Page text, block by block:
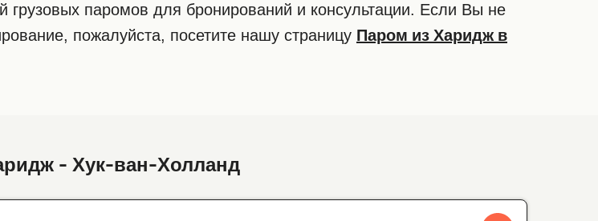
паромов для бронирований и консультации. Если Вы не
пожалуйста, посетите нашу страницу Паром из Харидж в
- Хук-ван-Холланд